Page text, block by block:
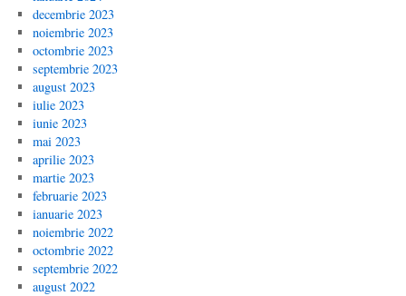
decembrie 2023
noiembrie 2023
octombrie 2023
septembrie 2023
august 2023
iulie 2023
iunie 2023
mai 2023
aprilie 2023
martie 2023
februarie 2023
ianuarie 2023
noiembrie 2022
octombrie 2022
septembrie 2022
august 2022